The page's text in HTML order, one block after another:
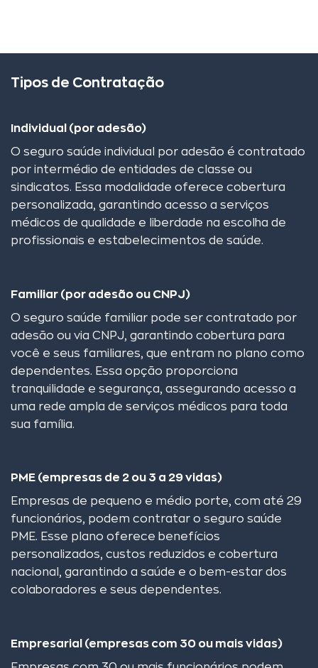
Tipos de Contratação
Individual (por adesão)
O seguro saúde individual por adesão é contratado
por intermédio de entidades de classe ou
sindicatos. Essa modalidade oferece cobertura
personalizada, garantindo acesso a serviços
médicos de qualidade e liberdade na escolha de
profissionais e estabelecimentos de saúde.
Familiar (por adesão ou CNPJ)
O seguro saúde familiar pode ser contratado por
adesão ou via CNPJ, garantindo cobertura para
você e seus familiares, que entram no plano como
dependentes. Essa opção proporciona
tranquilidade e segurança, assegurando acesso a
uma rede ampla de serviços médicos para toda
sua família.
PME (empresas de 2 ou 3 a 29 vidas)
Empresas de pequeno e médio porte, com até 29
funcionários, podem contratar o seguro saúde
PME. Esse plano oferece benefícios
personalizados, custos reduzidos e cobertura
nacional, garantindo a saúde e o bem-estar dos
colaboradores e seus dependentes.
Empresarial (empresas com 30 ou mais vidas)